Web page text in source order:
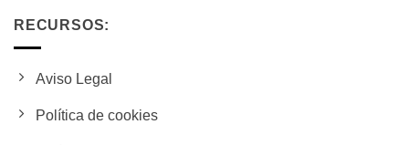
RECURSOS:
Aviso Legal
Política de cookies